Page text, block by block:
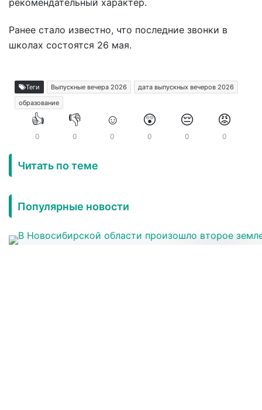
Ранее стало известно, что последние звонки в
школах состоятся 26 мая.
Теги Выпускные вечера 2026
дата выпускных вечеров 2026
образование
👍
0
👎
0
☺️
0
😲
0
😔
0
😡
0
Читать по теме
Популярные новости